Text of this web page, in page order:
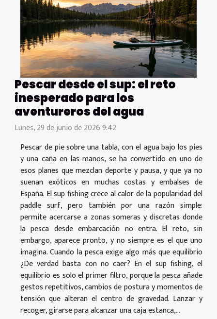
Pescar desde el sup: el reto
inesperado para los
aventureros del agua
Lunes, 29 de junio de 2026 9:42
Pescar de pie sobre una tabla, con el agua bajo los pies
y una caña en las manos, se ha convertido en uno de
esos planes que mezclan deporte y pausa, y que ya no
suenan exóticos en muchas costas y embalses de
España. El sup fishing crece al calor de la popularidad del
paddle surf, pero también por una razón simple:
permite acercarse a zonas someras y discretas donde
la pesca desde embarcación no entra. El reto, sin
embargo, aparece pronto, y no siempre es el que uno
imagina. Cuando la pesca exige algo más que equilibrio
¿De verdad basta con no caer? En el sup fishing, el
equilibrio es solo el primer filtro, porque la pesca añade
gestos repetitivos, cambios de postura y momentos de
tensión que alteran el centro de gravedad. Lanzar y
recoger, girarse para alcanzar una caja estanca,...